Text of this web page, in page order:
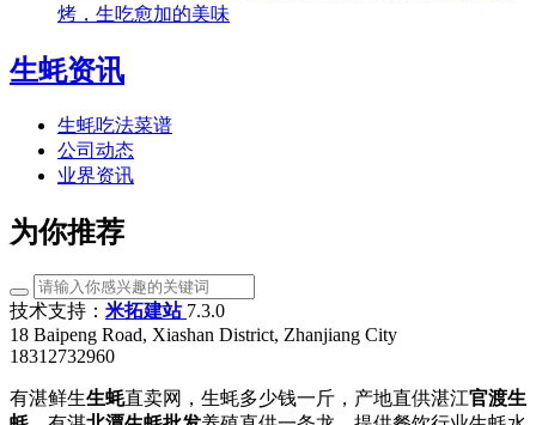
烤，生吃愈加的美味
生蚝资讯
生蚝吃法菜谱
公司动态
业界资讯
为你推荐
技术支持： 米拓建站 7.3.0
18 Baipeng Road, Xiashan District, Zhanjiang City
18312732960
有湛鲜生生蚝直卖网，生蚝多少钱一斤，产地直供湛江官渡生